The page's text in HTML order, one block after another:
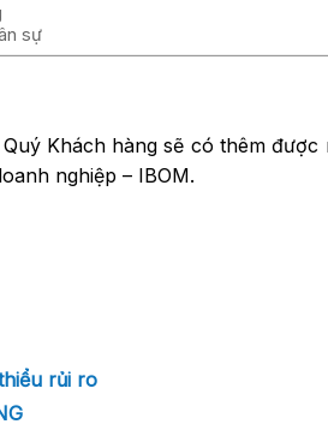
sự
Khách hàng sẽ có thêm được
nghiệp – IBOM.
rủi ro